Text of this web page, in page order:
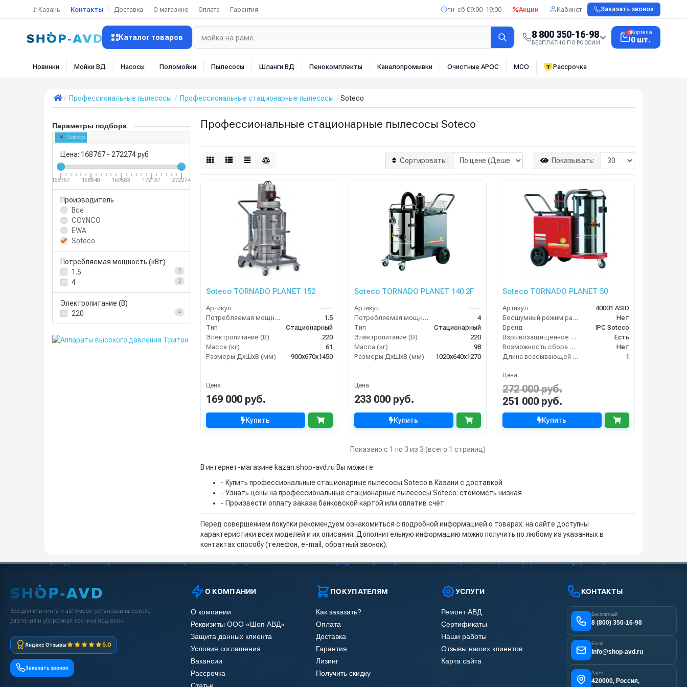
🚩Казань Контакты Доставка О магазине Оплата Гарантия пн–сб 09:00–19:00 Акции Кабинет Заказать звонок
Каталог товаров 8 800 350-16-98
БЕСПЛАТНО ПО РОССИИ
0Корзина
0 шт.
Новинки Мойки ВД Насосы Поломойки Пылесосы Шланги ВД Пенокомплекты Каналопромывки Очистные АРОС МСО Рассрочка
Профессиональные пылесосы Профессиональные стационарные пылесосы Soteco
Параметры подбора
Soteco
Цена: 168767 - 272274руб
168767 168840 169583 172137 272274
Производитель
Все
COYNCO
EWA
Soteco
Потребляемая мощность (кВт)
1.5
2
4 2
Электропитание (В)
220
4
Профессиональные стационарные пылесосы Soteco
Сортировать: Показывать:
Soteco TORNADO PLANET 152
Артикул
----
Потребляемая мощность (кВт)
1.5
Тип
Стационарный
Электропитание (В)
220
Масса (кг)
61
Размеры ДхШхВ (мм)
900x670x1450
Цена
169 000 руб.
Купить
Soteco TORNADO PLANET 140 2F
Артикул
----
Потребляемая мощность (кВт)
4
Тип
Стационарный
Электропитание (В)
220
Масса (кг)
98
Размеры ДхШхВ (мм)
1020x640x1270
Цена
233 000 руб.
Купить
Soteco TORNADO PLANET 50
Артикул
40001 ASID
Бесшумный режим работы
Нет
Бренд
IPC Soteco
Взрывозащищенное исполнение
Есть
Возможность сбора жидкой грязи
Нет
Длина всасывающей трубки
1
Цена
272 000 руб.
251 000 руб.
Купить
Показано с 1 по 3 из 3 (всего 1 страниц)
В интернет-магазине kazan.shop-avd.ru Вы можете:
- Купить профессиональные стационарные пылесосы Soteco в Казани с доставкой
- Узнать цены на профессиональные стационарные пылесосы Soteco: стоиомсть низкая
- Произвести оплату заказа банковской картой или оплатив счёт
Перед совершением покупки рекомендуем ознакомиться с подробной информацией о товарах: на сайте доступны
характеристики всех моделей и их описания. Дополнительную информацию можно получить по любому из указанных в
контактах способу (телефон, e-mail, обратный звонок).
Всё для клининга и автомоек: установки высокого
давления и уборочная техника под ключ.
Яндекс Отзывы 5.0
Заказать звонок
О КОМПАНИИ
О компании
Реквизиты ООО «Шоп АВД»
Защита данных клиента
Условия соглашения
Вакансии
Рассрочка
ПОКУПАТЕЛЯМ
Как заказать?
Оплата
Доставка
Гарантия
Лизинг
Получить скидку
УСЛУГИ
Ремонт АВД
Сертификаты
Наши работы
Отзывы наших клиентов
Карта сайта
КОНТАКТЫ
Бесплатный
8 (800) 350-16-98
Email
info@shop-avd.ru
Адрес
420000, Россия,